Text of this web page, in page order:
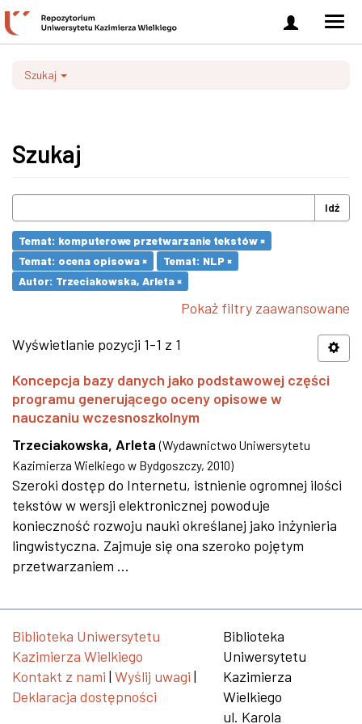
Zaloguj
się
Szukaj
Szukaj
Idź
Temat: komputerowe przetwarzanie tekstów ×
Temat: ocena opisowa ×
Temat: NLP ×
Autor: Trzeciakowska, Arleta ×
Pokaż filtry zaawansowane
Wyświetlanie pozycji 1-1 z 1
Koncepcja bazy danych jako podstawowej części
programu generującego oceny opisowe w
nauczaniu wczesnoszkolnym
Trzeciakowska, Arleta (Wydawnictwo Uniwersytetu
Kazimierza Wielkiego w Bydgoszczy, 2010)
Szeroki dostęp do Internetu, istnienie ogromnej ilości
tekstów w wersji elektronicznej powoduje
konieczność rozwoju nauki określanej jako inżynieria
lingwistyczna. Zajmuje się ona szeroko pojętym
przetwarzaniem ...
Biblioteka Uniwersytetu
Kazimierza Wielkiego
Kontakt z nami | Wyślij uwagi |
Deklaracja dostępności
Biblioteka
Uniwersytetu
Kazimierza
Wielkiego
ul. Karola